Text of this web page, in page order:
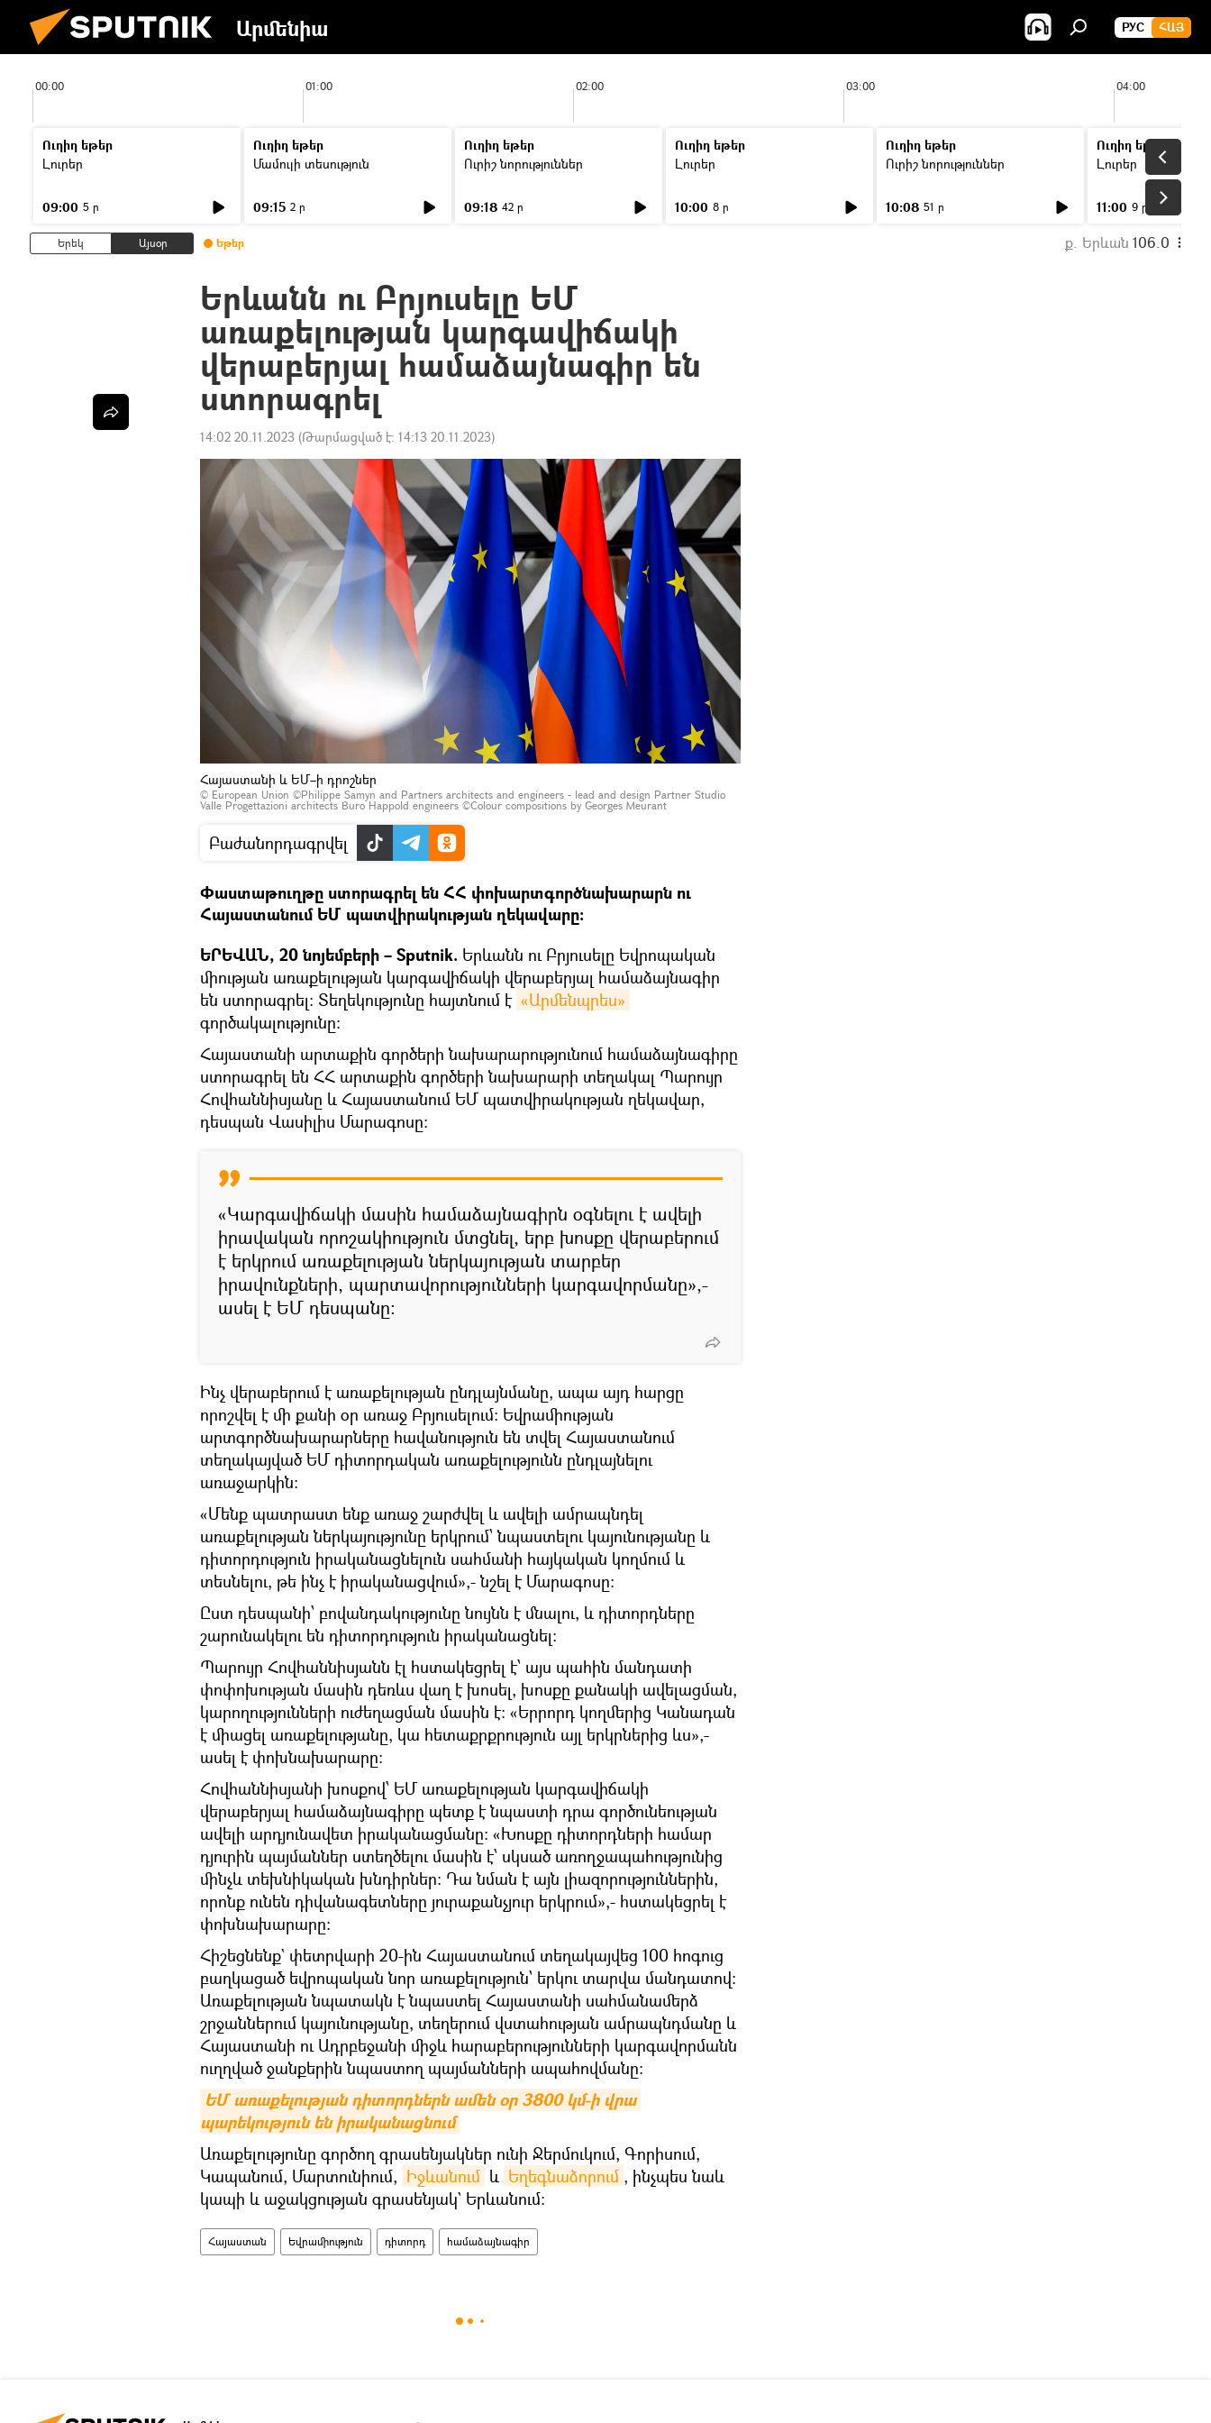
Արմենիա РУС ՀԱՅ
00:00 01:00 02:00 03:00 04:00
Ուղիղ եթեր
Լուրեր
09:00 5 ր
Ուղիղ եթեր
Մամուլի տեսություն
09:15 2 ր
Ուղիղ եթեր
Ուրիշ նորություններ
09:18 42 ր
Ուղիղ եթեր
Լուրեր
10:00 8 ր
Ուղիղ եթեր
Ուրիշ նորություններ
10:08 51 ր
Ուղիղ եթեր
Լուրեր
11:00 9 ր
Երեկ Այսօր Եթեր ք. Երևան 106.0
Երևանն ու Բրյուսելը ԵՄ
առաքելության կարգավիճակի
վերաբերյալ համաձայնագիր են
ստորագրել
14:02 20.11.2023 (Թարմացված է: 14:13 20.11.2023)
Հայաստանի և ԵՄ–ի դրոշներ
© European Union ©Philippe Samyn and Partners architects and engineers - lead and design Partner Studio
Valle Progettazioni architects Buro Happold engineers ©Colour compositions by Georges Meurant
Բաժանորդագրվել
Փաստաթուղթը ստորագրել են ՀՀ փոխարտգործնախարարն ու
Հայաստանում ԵՄ պատվիրակության ղեկավարը։
ԵՐԵՎԱՆ, 20 նոյեմբերի – Sputnik. Երևանն ու Բրյուսելը Եվրոպական
միության առաքելության կարգավիճակի վերաբերյալ համաձայնագիր
են ստորագրել։ Տեղեկությունը հայտնում է «Արմենպրես»
գործակալությունը։
Հայաստանի արտաքին գործերի նախարարությունում համաձայնագիրը
ստորագրել են ՀՀ արտաքին գործերի նախարարի տեղակալ Պարույր
Հովհաննիսյանը և Հայաստանում ԵՄ պատվիրակության ղեկավար,
դեսպան Վասիլիս Մարագոսը:
«Կարգավիճակի մասին համաձայնագիրն օգնելու է ավելի
իրավական որոշակիություն մտցնել, երբ խոսքը վերաբերում
է երկրում առաքելության ներկայության տարբեր
իրավունքների, պարտավորությունների կարգավորմանը»,-
ասել է ԵՄ դեսպանը:
Ինչ վերաբերում է առաքելության ընդլայնմանը, ապա այդ հարցը
որոշվել է մի քանի օր առաջ Բրյուսելում: Եվրամիության
արտգործնախարարները հավանություն են տվել Հայաստանում
տեղակայված ԵՄ դիտորդական առաքելությունն ընդլայնելու
առաջարկին։
«Մենք պատրաստ ենք առաջ շարժվել և ավելի ամրապնդել
առաքելության ներկայությունը երկրում՝ նպաստելու կայունությանը և
դիտորդություն իրականացնելուն սահմանի հայկական կողմում և
տեսնելու, թե ինչ է իրականացվում»,- նշել է Մարագոսը:
Ըստ դեսպանի՝ բովանդակությունը նույնն է մնալու, և դիտորդները
շարունակելու են դիտորդություն իրականացնել:
Պարույր Հովհաննիսյանն էլ հստակեցրել է՝ այս պահին մանդատի
փոփոխության մասին դեռևս վաղ է խոսել, խոսքը քանակի ավելացման,
կարողությունների ուժեղացման մասին է: «Երրորդ կողմերից Կանադան
է միացել առաքելությանը, կա հետաքրքրություն այլ երկրներից ևս»,-
ասել է փոխնախարարը:
Հովհաննիսյանի խոսքով՝ ԵՄ առաքելության կարգավիճակի
վերաբերյալ համաձայնագիրը պետք է նպաստի դրա գործունեության
ավելի արդյունավետ իրականացմանը: «Խոսքը դիտորդների համար
դյուրին պայմաններ ստեղծելու մասին է՝ սկսած առողջապահությունից
մինչև տեխնիկական խնդիրներ: Դա նման է այն լիազորություններին,
որոնք ունեն դիվանագետները յուրաքանչյուր երկրում»,- հստակեցրել է
փոխնախարարը:
Հիշեցնենք` փետրվարի 20-ին Հայաստանում տեղակայվեց 100 հոգուց
բաղկացած եվրոպական նոր առաքելություն՝ երկու տարվա մանդատով:
Առաքելության նպատակն է նպաստել Հայաստանի սահմանամերձ
շրջաններում կայունությանը, տեղերում վստահության ամրապնդմանը և
Հայաստանի ու Ադրբեջանի միջև հարաբերությունների կարգավորմանն
ուղղված ջանքերին նպաստող պայմանների ապահովմանը:
ԵՄ առաքելության դիտորդներն ամեն օր 3800 կմ-ի վրա
պարեկություն են իրականացնում
Առաքելությունը գործող գրասենյակներ ունի Ջերմուկում, Գորիսում,
Կապանում, Մարտունիում, Իջևանում և Եղեգնաձորում , ինչպես նաև
կապի և աջակցության գրասենյակ` Երևանում:
Հայաստան Եվրամիություն դիտորդ համաձայնագիր